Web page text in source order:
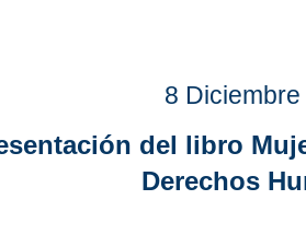
8
del libro
Derechos